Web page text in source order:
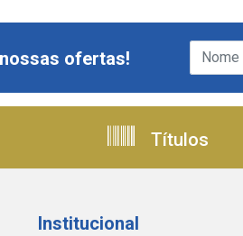
ofertas!
Títulos
Institucional